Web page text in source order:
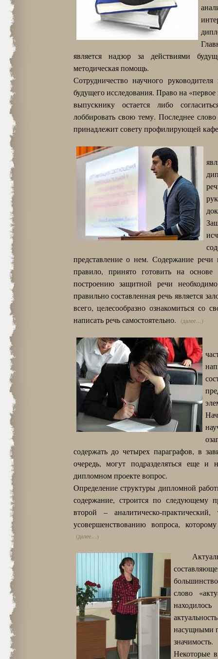
является надзор за действиями
методическая помощь.
Сотрудничество научного
будущего исследования. Право на
выпускнику остается либо
лоббировать свою тему. Последнее
принадлежит совету профилирующей
представление о нем. Содержание
правило, принято готовить на
построению защитной речи
правильно составленная речь является
всего, целесообразно ознакомиться со
написать речь самостоятельно.
(далее…)
содержать до четырех параграфов, в
очередь, могут подразделяться еще
дипломном проекте вопрос.
Определение структуры дипломной
содержание, строится по следующему
второй – аналитическо-
усовершенствованию вопроса,
(далее…)
слово
насущными
значимость.
Некоторые